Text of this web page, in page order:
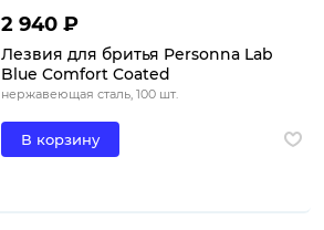
2 940 ₽
Лезвия для бритья Personna Lab
Blue Comfort Coated
нержавеющая сталь, 100 шт.
В корзину